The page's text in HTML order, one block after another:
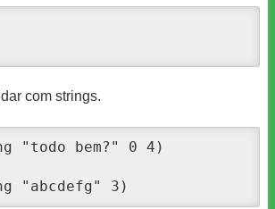
com strings.
"todo bem?" 0 4)
"abcdefg" 3)